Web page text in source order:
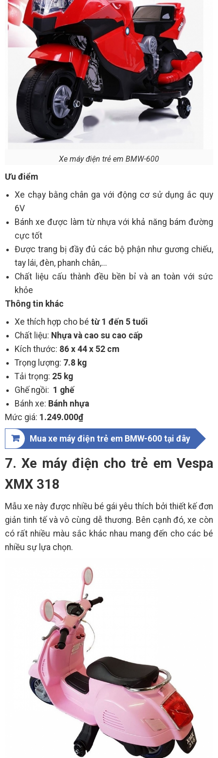
Xe máy điện trẻ em BMW-600
Ưu điểm
Xe chạy bằng chân ga với động cơ sử dụng ắc quy
6V
Bánh xe được làm từ nhựa với khả năng bám đường
cực tốt
Được trang bị đầy đủ các bộ phận như gương chiếu,
tay lái, đèn, phanh chân,...
Chất liệu cấu thành đều bền bỉ và an toàn với sức
khỏe
Thông tin khác
Xe thích hợp cho bé từ 1 đến 5 tuổi
Chất liệu: Nhựa và cao su cao cấp
Kích thước: 86 x 44 x 52 cm
Trọng lượng: 7.8 kg
Tải trọng: 25 kg
Ghế ngồi: 1 ghế
Bánh xe: Bánh nhựa
Mức giá: 1.249.000₫
Mua xe máy điện trẻ em BMW-600 tại đây
7. Xe máy điện cho trẻ em Vespa
XMX 318
Mẫu xe này được nhiều bé gái yêu thích bởi thiết kế đơn
giản tinh tế và vô cùng dễ thương. Bên cạnh đó, xe còn
có rất nhiều màu sắc khác nhau mang đến cho các bé
nhiều sự lựa chọn.